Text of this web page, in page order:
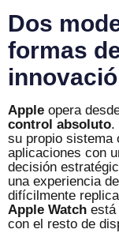
Dos
formas
Apple opera
control absoluto.
su propio sistema
aplicaciones con
decisión
una experiencia
difícilmente
Apple Watch está
con el resto de